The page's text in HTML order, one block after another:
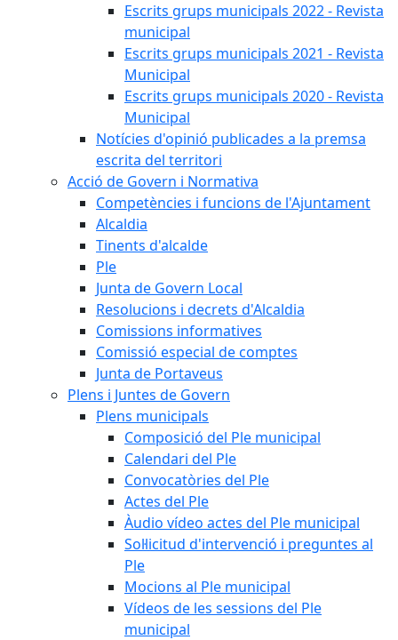
Escrits grups municipals 2022 - Revista
municipal
Escrits grups municipals 2021 - Revista
Municipal
Escrits grups municipals 2020 - Revista
Municipal
Notícies d'opinió publicades a la premsa
escrita del territori
Acció de Govern i Normativa
Competències i funcions de l'Ajuntament
Alcaldia
Tinents d'alcalde
Ple
Junta de Govern Local
Resolucions i decrets d'Alcaldia
Comissions informatives
Comissió especial de comptes
Junta de Portaveus
Plens i Juntes de Govern
Plens municipals
Composició del Ple municipal
Calendari del Ple
Convocatòries del Ple
Actes del Ple
Àudio vídeo actes del Ple municipal
Sol·licitud d'intervenció i preguntes al
Ple
Mocions al Ple municipal
Vídeos de les sessions del Ple
municipal